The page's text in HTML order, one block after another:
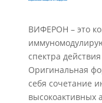
ВИФЕРОН – это
спектра
Оригинальная
себя сочетание
высокоактивных